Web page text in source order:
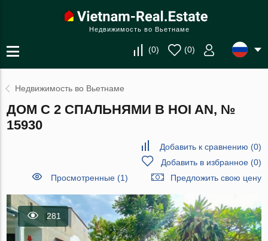
Недвижимость во Вьетнаме
(0) (0)
Недвижимость во Вьетнаме
ДОМ С 2 СПАЛЬНЯМИ В HOI AN, №
15930
Добавить к сравнению (0)
Добавить в избранное(0)
Просмотренные (1)
Предложить свою цену
281